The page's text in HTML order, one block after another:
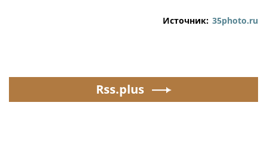
Источник: 35photo.ru
Rss.plus